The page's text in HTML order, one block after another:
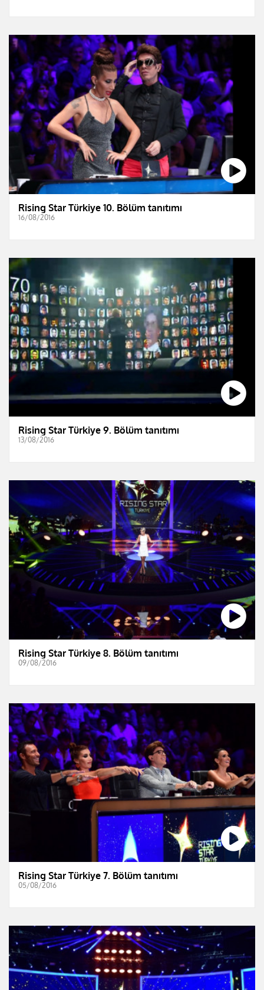
Rising Star Türkiye 10. Bölüm tanıtımı
16/08/2016
Rising Star Türkiye 9. Bölüm tanıtımı
13/08/2016
Rising Star Türkiye 8. Bölüm tanıtımı
09/08/2016
Rising Star Türkiye 7. Bölüm tanıtımı
05/08/2016